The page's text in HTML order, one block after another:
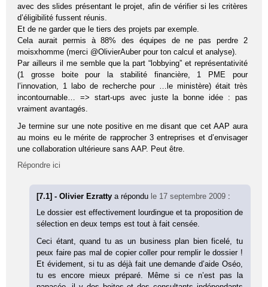
avec des slides présentant le projet, afin de vérifier si les critères
d’éligibilité fussent réunis.
Et de ne garder que le tiers des projets par exemple.
Cela aurait permis à 88% des équipes de ne pas perdre 2
moisxhomme (merci @OlivierAuber pour ton calcul et analyse).
Par ailleurs il me semble que la part “lobbying” et représentativité
(1 grosse boite pour la stabilité financière, 1 PME pour
l’innovation, 1 labo de recherche pour …le ministère) était très
incontournable… => start-ups avec juste la bonne idée : pas
vraiment avantagés.
Je termine sur une note positive en me disant que cet AAP aura
au moins eu le mérite de rapprocher 3 entreprises et d’envisager
une collaboration ultérieure sans AAP. Peut être.
Répondre ici
[7.1] - Olivier Ezrattya répondu le 17 septembre 2009 :
Le dossier est effectivement lourdingue et ta proposition de
sélection en deux temps est tout à fait censée.
Ceci étant, quand tu as un business plan bien ficelé, tu
peux faire pas mal de copier coller pour remplir le dossier !
Et évidement, si tu as déjà fait une demande d’aide Oséo,
tu es encore mieux préparé. Même si ce n’est pas la